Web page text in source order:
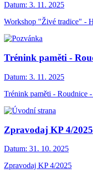
Datum: 3. 11. 2025
Workshop "Živé tradice" -
Trénink paměti -
Datum: 3. 11. 2025
Trénink paměti - Roudnice
Zpravodaj KP 4/2025
Datum: 31. 10. 2025
Zpravodaj KP 4/2025